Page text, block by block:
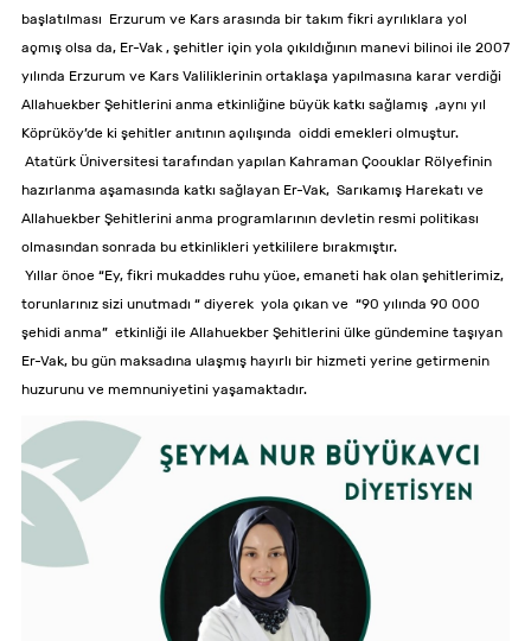
başlatılması Erzurum ve Kars arasında bir takım fikri ayrılıklara yol
açmış olsa da, Er-Vak , şehitler için yola çıkıldığının manevi bilinci ile 2007
yılında Erzurum ve Kars Valiliklerinin ortaklaşa yapılmasına karar verdiği
Allahuekber Şehitlerini anma etkinliğine büyük katkı sağlamış ,aynı yıl
Köprüköy’de ki şehitler anıtının açılışında ciddi emekleri olmuştur.
Atatürk Üniversitesi tarafından yapılan Kahraman Çocuklar Rölyefinin
hazırlanma aşamasında katkı sağlayan Er-Vak, Sarıkamış Harekatı ve
Allahuekber Şehitlerini anma programlarının devletin resmi politikası
olmasından sonrada bu etkinlikleri yetkililere bırakmıştır.
Yıllar önce “Ey, fikri mukaddes ruhu yüce, emaneti hak olan şehitlerimiz,
torunlarınız sizi unutmadı “ diyerek yola çıkan ve “90 yılında 90 000
şehidi anma” etkinliği ile Allahuekber Şehitlerini ülke gündemine taşıyan
Er-Vak, bu gün maksadına ulaşmış hayırlı bir hizmeti yerine getirmenin
huzurunu ve memnuniyetini yaşamaktadır.